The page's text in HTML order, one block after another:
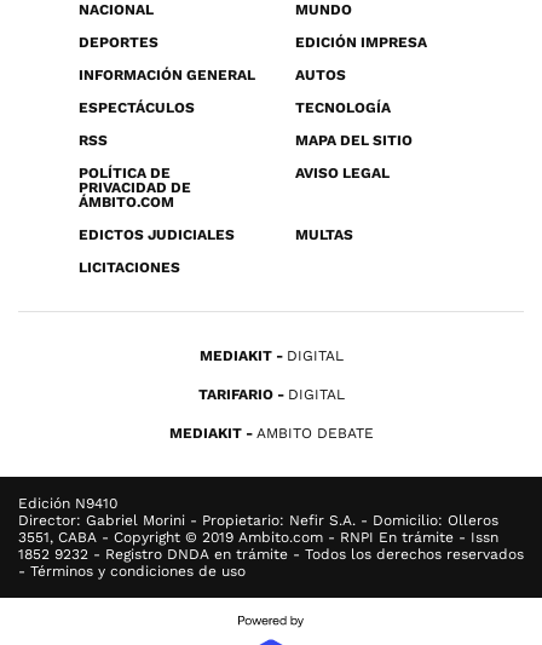
NACIONAL
MUNDO
DEPORTES
EDICIÓN IMPRESA
INFORMACIÓN GENERAL
AUTOS
ESPECTÁCULOS
TECNOLOGÍA
RSS
MAPA DEL SITIO
POLÍTICA DE
PRIVACIDAD DE
ÁMBITO.COM
AVISO LEGAL
EDICTOS JUDICIALES
MULTAS
LICITACIONES
MEDIAKIT DIGITAL
TARIFARIO DIGITAL
MEDIAKIT AMBITO DEBATE
Edición N9410
Director: Gabriel Morini - Propietario: Nefir S.A. - Domicilio: Olleros
3551, CABA - Copyright © 2019 Ambito.com - RNPI En trámite - Issn
1852 9232 - Registro DNDA en trámite - Todos los derechos reservados
- Términos y condiciones de uso